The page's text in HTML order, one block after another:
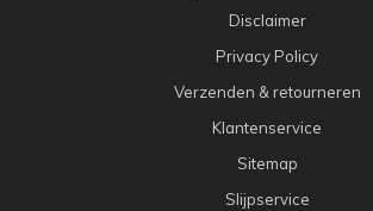
Disclaimer
Privacy Policy
Verzenden & retourneren
Klantenservice
Sitemap
Slijpservice